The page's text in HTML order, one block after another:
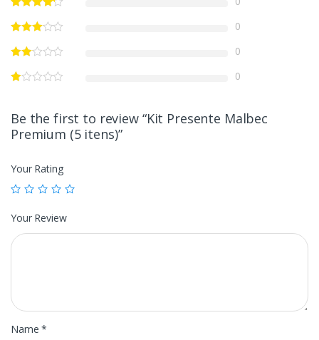
0
0
0
Be the first to review “Kit Presente Malbec
Premium (5 itens)”
Your Rating
Your Review
Name*